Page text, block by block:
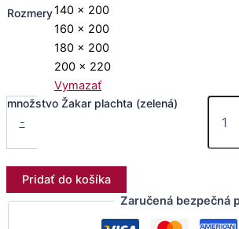
Rozmery140 x 200
160 x 200
180 x 200
200 x 220
Vymazať
-
množstvo Žakar plachta (zelená)
Pridať do košíka
Zaručená bezpečná